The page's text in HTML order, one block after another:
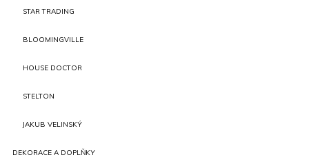
STAR TRADING
BLOOMINGVILLE
HOUSE DOCTOR
STELTON
JAKUB VELINSKÝ
DEKORACE A DOPLŇKY